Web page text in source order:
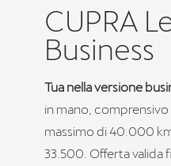
CUPRA
Business
Tua nella versione
in mano, comprensivo
massimo di 40.000
33.500. Offerta valida